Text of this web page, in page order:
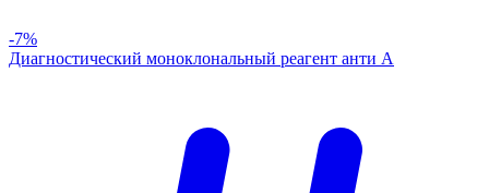
-7%
Диагностический моноклональный реагент анти А